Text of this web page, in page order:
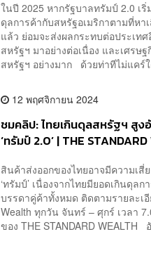
ในปี 2025 หากรัฐบาลทรัมป์ 2.0 เ
ดุลการค้ากับสหรัฐอเมริกาตามที่หา
แล้ว ย่อมจะส่งผลกระทบต่อประเท
สหรัฐฯ มาอย่างต่อเนื่อง และเศรษ
สหรัฐฯ อย่างมาก ด้วยท่าทีไม่แคร์
12 พฤศจิกายน 2024
ชมคลิป: ไทยเกินดุลสหรัฐฯ สูง
‘ทรัมป์ 2.0’ | THE
สินค้าส่งออกของไทยอาจมีความเ
‘ทรัมป์’ เนื่องจากไทยมียอดเกินดุล
บรรดาคู่ค้าทั้งหมด ติดตามรายละ
Wealth ทุกวัน จันทร์ – ศุกร์ เวลา
ของ THE STANDARD WEALTH